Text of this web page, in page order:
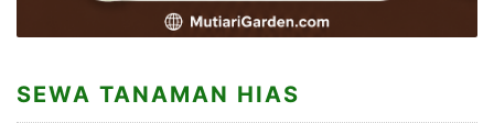
SEWA TANAMAN HIAS